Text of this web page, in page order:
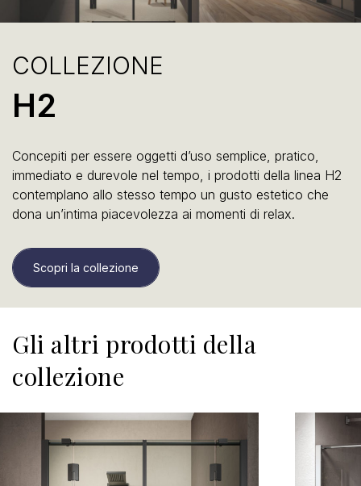
COLLEZIONE
H2
Concepiti per essere oggetti d’uso semplice, pratico,
immediato e durevole nel tempo, i prodotti della linea H2
contemplano allo stesso tempo un gusto estetico che
dona un’intima piacevolezza ai momenti di relax.
Scopri la collezione
Gli altri prodotti della
collezione